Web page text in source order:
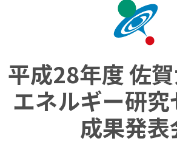
平成28年度 佐
エネルギー研
成果発表